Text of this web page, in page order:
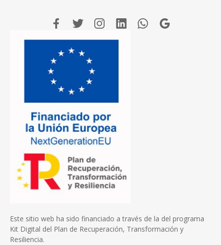
Este sitio web ha sido financiado a través de la del programa
Kit Digital del Plan de Recuperación, Transformación y
Resiliencia.